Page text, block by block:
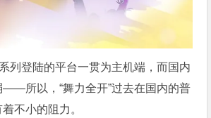
列登陆的平台一贯为主机端，而国内
——所以，“舞力全开”过去在国内的普
不小的阻力。